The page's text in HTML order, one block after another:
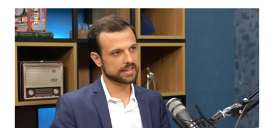
Jair Bolsonaro o escolheu para seguir missão. Por volta das
16h, o Ibovespa recuava 4,01%, aos 157.604 pontos, […]